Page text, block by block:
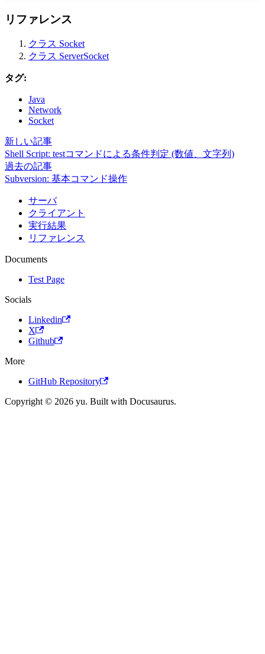
リファレンス
クラス Socket
クラス ServerSocket
タグ:
Java
Network
Socket
新しい記事
Shell Script: testコマンドによる条件判定 (数値、文字列)
過去の記事
Subversion: 基本コマンド操作
サーバ
クライアント
実行結果
リファレンス
Documents
Test Page
Socials
Linkedin
X
Github
More
GitHub Repository
Copyright © 2026 yu. Built with Docusaurus.